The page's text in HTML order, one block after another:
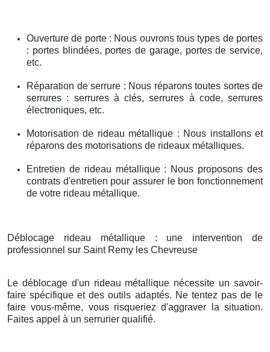
Ouverture de porte : Nous ouvrons tous types de portes
: portes blindées, portes de garage, portes de service,
etc.
Réparation de serrure : Nous réparons toutes sortes de
serrures : serrures à clés, serrures à code, serrures
électroniques, etc.
Motorisation de rideau métallique : Nous installons et
réparons des motorisations de rideaux métalliques.
Entretien de rideau métallique : Nous proposons des
contrats d'entretien pour assurer le bon fonctionnement
de votre rideau métallique.
Déblocage rideau métallique : une intervention de
professionnel sur Saint Remy les Chevreuse
Le déblocage d'un rideau métallique nécessite un savoir-
faire spécifique et des outils adaptés. Ne tentez pas de le
faire vous-même, vous risqueriez d'aggraver la situation.
Faites appel à un serrurier qualifié.